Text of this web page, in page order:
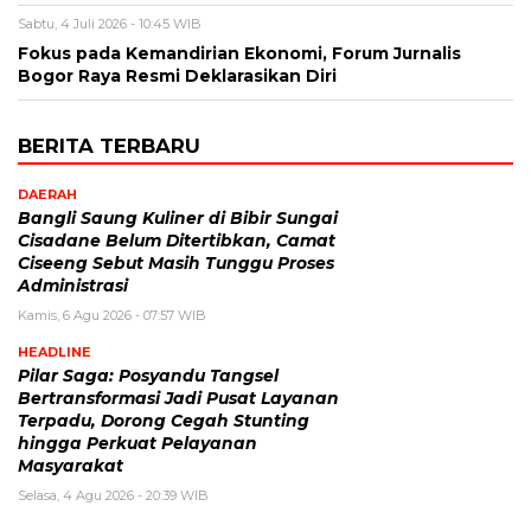
Sabtu, 4 Juli 2026 - 10:45 WIB
Fokus pada Kemandirian Ekonomi, Forum Jurnalis
Bogor Raya Resmi Deklarasikan Diri
BERITA TERBARU
DAERAH
Bangli Saung Kuliner di Bibir Sungai
Cisadane Belum Ditertibkan, Camat
Ciseeng Sebut Masih Tunggu Proses
Administrasi
Kamis, 6 Agu 2026 - 07:57 WIB
HEADLINE
Pilar Saga: Posyandu Tangsel
Bertransformasi Jadi Pusat Layanan
Terpadu, Dorong Cegah Stunting
hingga Perkuat Pelayanan
Masyarakat
Selasa, 4 Agu 2026 - 20:39 WIB